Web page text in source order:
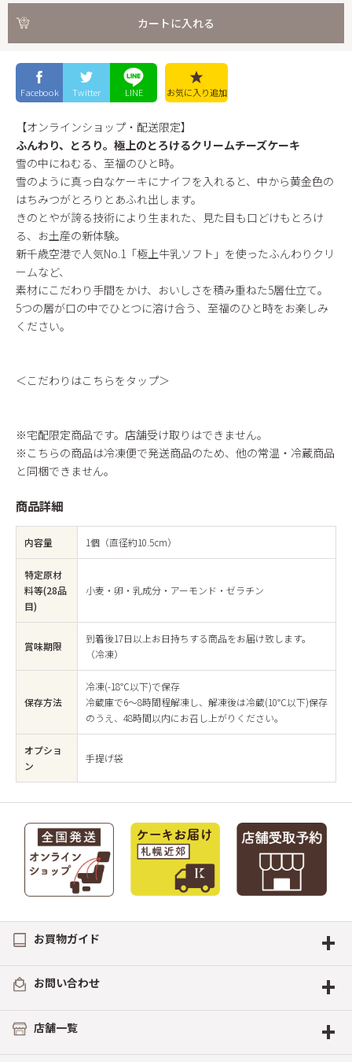
カートに入れる
Facebook Twitter LINE お気に入り追加
【オンラインショップ・配送限定】
ふんわり、とろり。極上のとろけるクリームチーズケーキ
雪の中にねむる、至福のひと時。
雪のように真っ白なケーキにナイフを入れると、中から黄金色の
はちみつがとろりとあふれ出します。
きのとやが誇る技術により生まれた、見た目も口どけもとろけ
る、お土産の新体験。
新千歳空港で人気No.1「極上牛乳ソフト」を使ったふんわりクリ
ームなど、
素材にこだわり手間をかけ、おいしさを積み重ねた5層仕立て。
5つの層が口の中でひとつに溶け合う、至福のひと時をお楽しみ
ください。
＜こだわりはこちらをタップ＞
※宅配限定商品です。店舗受け取りはできません。
※こちらの商品は冷凍便で発送商品のため、他の常温・冷蔵商品
と同梱できません。
商品詳細
内容量 1個（直径約10.5cm）
特定原材
料等(28品
目)
小麦・卵・乳成分・アーモンド・ゼラチン
賞味期限
到着後17日以上お日持ちする商品をお届け致します。
（冷凍）
保存方法
冷凍(-18℃以下)で保存
冷蔵庫で6〜8時間程解凍し、解凍後は冷蔵(10℃以下)保存
のうえ、48時間以内にお召し上がりください。
オプショ
ン
手提げ袋
お買物ガイド +
お問い合わせ +
店舗一覧 +